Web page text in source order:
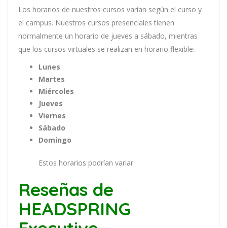
Los horarios de nuestros cursos varían según el curso y
el campus. Nuestros cursos presenciales tienen
normalmente un horario de jueves a sábado, mientras
que los cursos virtuales se realizan en horario flexible:
Lunes
Martes
Miércoles
Jueves
Viernes
Sábado
Domingo
Estos horarios podrían variar.
Reseñas de
HEADSPRING